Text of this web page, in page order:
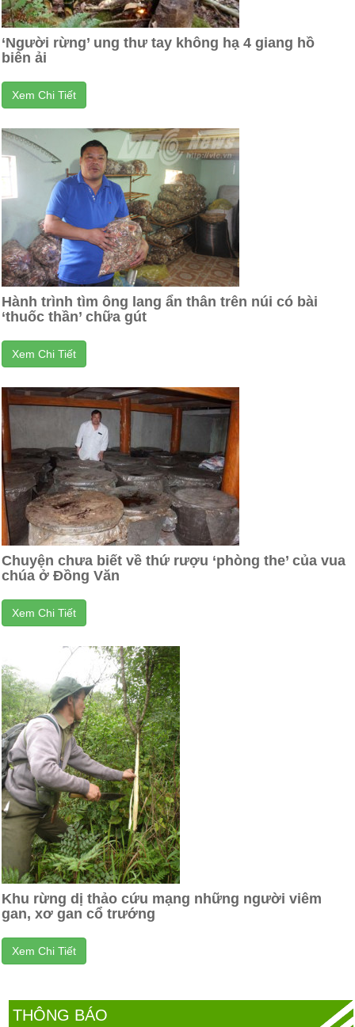
‘Người rừng’ ung thư tay không hạ 4 giang hồ
biên ải
Xem Chi Tiết
Hành trình tìm ông lang ẩn thân trên núi có bài
‘thuốc thần’ chữa gút
Xem Chi Tiết
Chuyện chưa biết về thứ rượu ‘phòng the’ của vua
chúa ở Đồng Văn
Xem Chi Tiết
Khu rừng dị thảo cứu mạng những người viêm
gan, xơ gan cổ trướng
Xem Chi Tiết
THÔNG BÁO